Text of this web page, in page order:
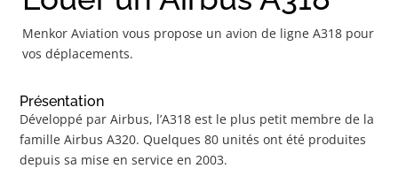
Menkor Aviation vous propose un avion de ligne A318 pour
vos déplacements.
Présentation
Développé par Airbus, l’A318 est le plus petit membre de la
famille Airbus A320. Quelques 80 unités ont été produites
depuis sa mise en service en 2003.